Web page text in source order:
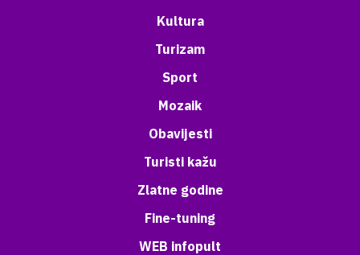
Kultura
Turizam
Sport
Mozaik
Obavijesti
Turisti kažu
Zlatne godine
Fine-tuning
WEB infopult